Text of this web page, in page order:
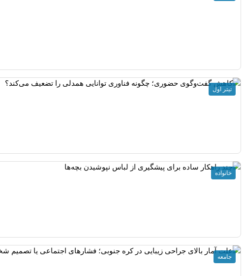
تیتر اول
خانواده
جامعه